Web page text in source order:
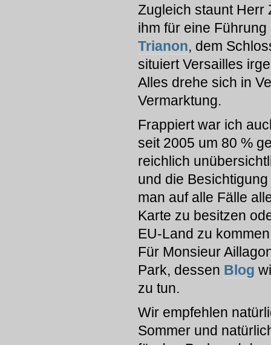
Zugleich staunt Herr
ihm für eine
Trianon, dem
situiert Versailles
Alles drehe sich in
Vermarktung.
Frappiert war ich
seit 2005 um 80 %
reichlich
und die
man auf alle Fälle
Karte zu besitzen
EU-Land zu
Für Monsieur
Park, dessen Blog
zu tun.
Wir empfehlen
Sommer und